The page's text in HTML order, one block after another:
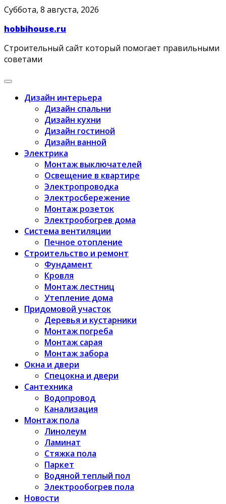
Skip
content
Суббота, 8 августа, 2026
hobbihouse.ru
Строительный сайт который помогает правильными
советами
Дизайн интерьера
Дизайн спальни
Дизайн кухни
Дизайн гостиной
Дизайн ванной
Электрика
Монтаж выключателей
Освещение в квартире
Электропроводка
Электросбережение
Монтаж розеток
Электрообогрев дома
Система вентиляции
Печное отопление
Строительство и ремонт
Фундамент
Кровля
Монтаж лестниц
Утепление дома
Придомовой участок
Деревья и кустарники
Монтаж погреба
Монтаж сарая
Монтаж забора
Окна и двери
Спецокна и двери
Сантехника
Водопровод
Канализация
Монтаж пола
Линолеум
Ламинат
Стяжка пола
Паркет
Водяной теплый пол
Электрообогрев пола
Новости